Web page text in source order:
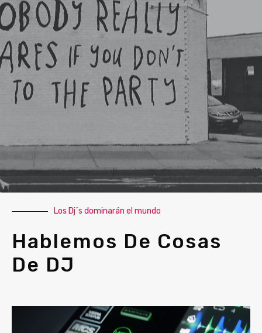
Los Dj´s dominarán el mundo
Hablemos De Cosas
De DJ